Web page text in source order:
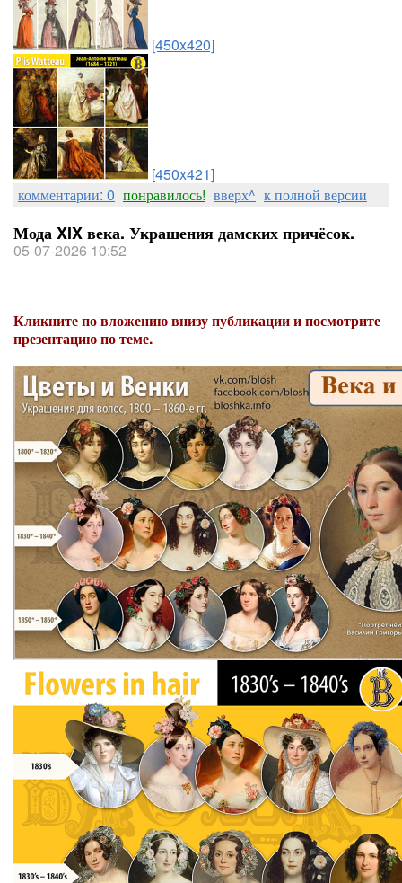
[450x420]
[450x421]
комментарии: 0 понравилось! вверх^ к полной версии
Мода XIX века. Украшения дамских причёсок.
05-07-2026 10:52
Кликните по вложению внизу публикации и посмотрите
презентацию по теме.